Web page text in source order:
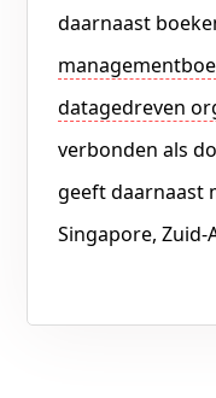
daarnaast
datagedreven
verbonden als
geeft daarnaast
Singapore,